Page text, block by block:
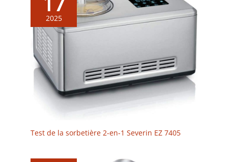
2025
Test de la sorbetière 2-en-1 Severin EZ 7405